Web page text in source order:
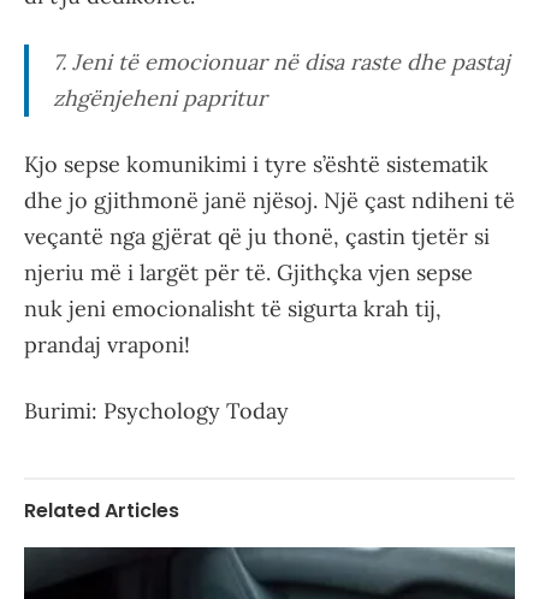
7. Jeni të emocionuar në disa raste dhe pastaj
zhgënjeheni papritur
Kjo sepse komunikimi i tyre s’është sistematik
dhe jo gjithmonë janë njësoj. Një çast ndiheni të
veçantë nga gjërat që ju thonë, çastin tjetër si
njeriu më i largët për të. Gjithçka vjen sepse
nuk jeni emocionalisht të sigurta krah tij,
prandaj vraponi!
Burimi: Psychology Today
Related Articles